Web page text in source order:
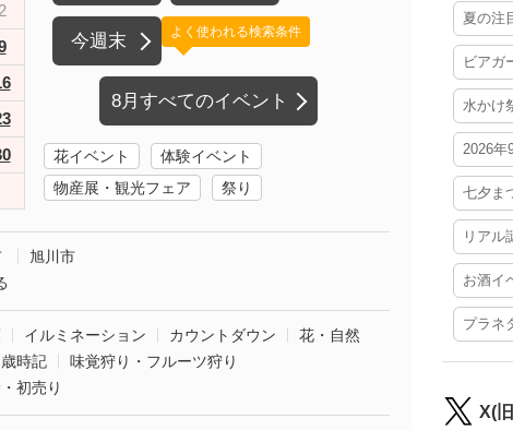
今週末
8月すべてのイベント
よく使われる検索条件
花イベント
体験イベント
物産展・観光フェア
祭り
旭川市
イルミネーション カウントダウン
花・自然
時記
味覚狩り・フルーツ狩り
初売り
夏の注
ビアガ
水かけ
2026年
七夕ま
リアル
お酒イ
プラネ
X(